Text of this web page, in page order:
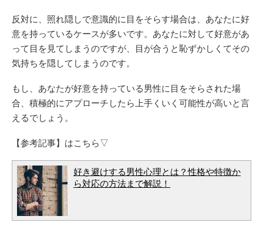
反対に、照れ隠しで意識的に目をそらす場合は、あなたに好
意を持っているケースが多いです。あなたに対して好意があ
って目を見てしまうのですが、目が合うと恥ずかしくてその
気持ちを隠してしまうのです。
もし、あなたが好意を持っている男性に目をそらされた場
合、積極的にアプローチしたら上手くいく可能性が高いと言
えるでしょう。
【参考記事】はこちら▽
好き避けする男性心理とは？性格や特徴か
ら対応の方法まで解説！